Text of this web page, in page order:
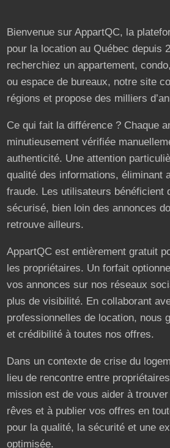
Bienvenue sur AppartQC, la
pour la location au Québec depuis
recherchiez un appartement,
ou espace de bureaux, notre site
régions et propose des milliers
Ce qui fait la différence ? Chaque
minutieusement vérifiée
authenticité. Une attention
qualité des informations, éliminant
fraude. Les utilisateurs bénéficient
sécurisé, bien loin des annonces
retrouve ailleurs.
AppartQC est entièrement gratuit
les propriétaires. Un forfait
vos annonces sur nos réseaux
plus de visibilité. En collaborant
professionnelles de location, nous
et crédibilité à toutes nos offres.
Dans un contexte de crise du
lieu de rencontre entre
mission est de vous aider à trouver
rêves et à publier vos offres en
pour la qualité, la sécurité et une
optimisée.